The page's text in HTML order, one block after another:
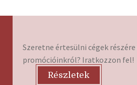
Szeretne értesülni cégek
promócióinkról? Iratkozzon fel!
Részletek